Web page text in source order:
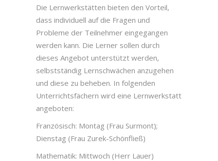
Die Lernwerkstätten bieten den Vorteil,
dass individuell auf die Fragen und
Probleme der Teilnehmer eingegangen
werden kann. Die Lerner sollen durch
dieses Angebot unterstützt werden,
selbstständig Lernschwächen anzugehen
und diese zu beheben. In folgenden
Unterrichtsfächern wird eine Lernwerkstatt
angeboten:
Französisch: Montag (Frau Surmont);
Dienstag (Frau Zurek-Schönfließ)
Mathematik: Mittwoch (Herr Lauer)